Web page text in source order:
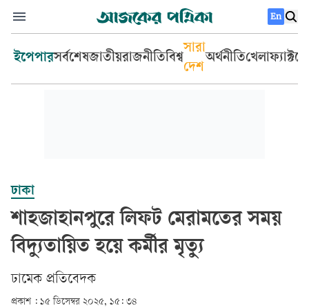
En
ইপেপারসর্বশেষজাতীয়রাজনীতিবিশ্ব
সারা
দেশ
অর্থনীতিখেলা
ঢাকা
শাহজাহানপুরে লিফট মেরামতের সময়
বিদ্যুতায়িত হয়ে কর্মীর মৃত্যু
ঢামেক প্রতিবেদক
প্রকাশ : ১৫ ডিসেম্বর ২০২৫, ১৫: ৩৪